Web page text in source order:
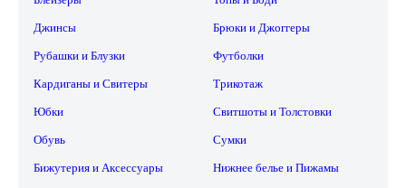
Джинсы Брюки и Джоггеры
Рубашки и Блузки Футболки
Кардиганы и Свитеры Трикотаж
Юбки Свитшоты и Толстовки
Обувь Сумки
Бижутерия и Аксессуары Нижнее белье и Пижамы